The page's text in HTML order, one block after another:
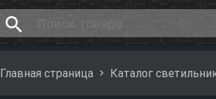
search
Главная страница Каталог